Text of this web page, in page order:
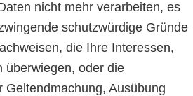
nicht mehr verarbeiten, es
schutzwürdige Gründe
die Ihre Interessen,
überwiegen, oder die
Geltendmachung, Ausübung